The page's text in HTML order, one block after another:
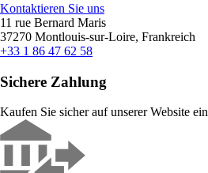
Kontaktieren Sie uns
11 rue Bernard Maris
37270 Montlouis-sur-Loire, Frankreich
+33 1 86 47 62 58
Sichere Zahlung
Kaufen Sie sicher auf unserer Website ein